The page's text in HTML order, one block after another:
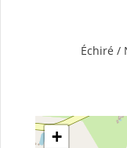
Échiré /
+